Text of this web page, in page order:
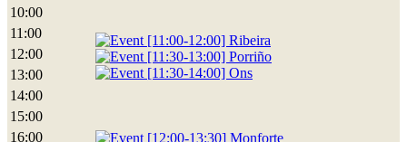
[11:00-12:00] Ribeira
[11:30-13:00] Porriño
[11:30-14:00] Ons
[12:00-13:30] Monforte
10:00
11:00
12:00
13:00
14:00
15:00
16:00